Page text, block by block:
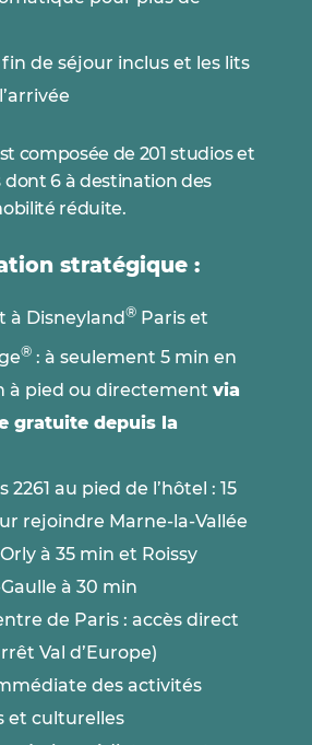
de séjour inclus et les lits
composée de 201 studios et
6 à destination des
réduite.
stratégique :
à Disneyland® Paris et
® : à seulement 5 min en
à pied ou directement via
gratuite depuis la
au pied de l’hôtel : 15
rejoindre Marne-la-Vallée
à 35 min et Roissy
à 30 min
de Paris : accès direct
Val d’Europe)
des activités
et culturelles